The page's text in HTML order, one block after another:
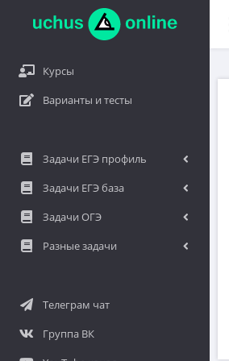
Курсы
Варианты и тесты
Задачи ЕГЭ профиль
Задачи ЕГЭ база
Задачи ОГЭ
Разные задачи
Телеграм чат
Группа ВК